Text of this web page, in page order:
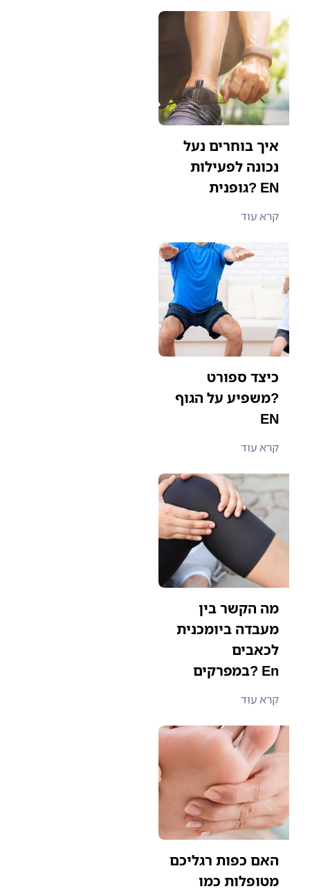
איך בוחרים נעל
נכונה לפעילות
גופנית? EN
קרא עוד
כיצד ספורט
משפיע על הגוף?
EN
קרא עוד
מה הקשר בין
מעבדה ביומכנית
לכאבים
במפרקים? En
קרא עוד
האם כפות רגליכם
מטופלות כמו